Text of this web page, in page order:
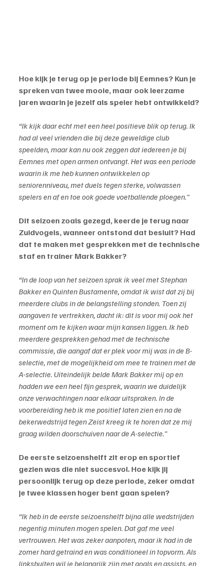
Hoe kijk je terug op je periode bij Eemnes? Kun je
spreken van twee mooie, maar ook leerzame
jaren waarin je jezelf als speler hebt ontwikkeld?
“Ik kijk daar echt met een heel positieve blik op terug. Ik
had al veel vrienden die bij deze geweldige club
speelden, maar kan nu ook zeggen dat iedereen je bij
Eemnes met open armen ontvangt. Het was een periode
waarin ik me heb kunnen ontwikkelen op
seniorenniveau, met duels tegen sterke, volwassen
spelers en af en toe ook goede voetballende ploegen.”
Dit seizoen zoals gezegd, keerde je terug naar
Zuidvogels, wanneer ontstond dat besluit? Had
dat te maken met gesprekken met de technische
staf en trainer Mark Bakker?
“In de loop van het seizoen sprak ik veel met Stephan
Bakker en Quinten Bustamente, omdat ik wist dat zij bij
meerdere clubs in de belangstelling stonden. Toen zij
aangaven te vertrekken, dacht ik: dit is voor mij ook het
moment om te kijken waar mijn kansen liggen. Ik heb
meerdere gesprekken gehad met de technische
commissie, die aangaf dat er plek voor mij was in de B-
selectie, met de mogelijkheid om mee te trainen met de
A-selectie. Uiteindelijk belde Mark Bakker mij op en
hadden we een heel fijn gesprek, waarin we duidelijk
onze verwachtingen naar elkaar uitspraken. In de
voorbereiding heb ik me positief laten zien en na de
bekerwedstrijd tegen Zeist kreeg ik te horen dat ze mij
graag wilden doorschuiven naar de A-selectie.”
De eerste seizoenshelft zit erop en sportief
gezien was die niet succesvol. Hoe kijk jij
persoonlijk terug op deze periode, zeker omdat
je twee klassen hoger bent gaan spelen?
“Ik heb in de eerste seizoenshelft bijna alle wedstrijden
negentig minuten mogen spelen. Dat gaf me veel
vertrouwen. Het was zeker aanpoten, maar ik had in de
zomer hard getraind en was conditioneel in topvorm. Als
linksbuiten wil je belangrijk zijn met goals en assists, en